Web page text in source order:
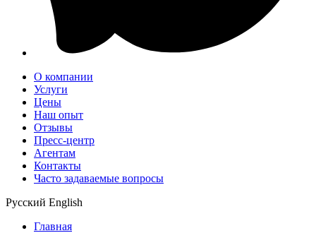
О компании
Услуги
Цены
Наш опыт
Отзывы
Пресс-центр
Агентам
Контакты
Часто задаваемые вопросы
Русский English
Главная